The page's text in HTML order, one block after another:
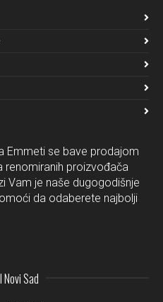
Emmeti se bave prodajom
renomiranih proizvođača
Vam je naše dugogodišnje
da odaberete najbolji
Novi Sad